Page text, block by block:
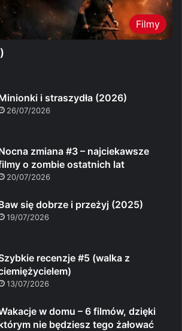
Filmy
i straszydła (2026)
26/07/2026
zmiana #3 – najciekawsze
o zombie ostatnich lat
20/07/2026
się dobrze i przeżyj (2025)
19/07/2026
recenzje #5 (walka z
13/07/2026
w domu – 6 filmów, dzięki
nie będziesz tego żałować